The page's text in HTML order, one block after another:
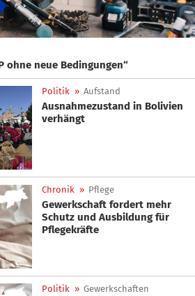
ohne neue Bedingungen“
Politik » Aufstand
Ausnahmezustand in Bolivien
verhängt
Chronik » Pflege
Gewerkschaft fordert mehr
Schutz und Ausbildung für
Pflegekräfte
Politik » Gewerkschaften